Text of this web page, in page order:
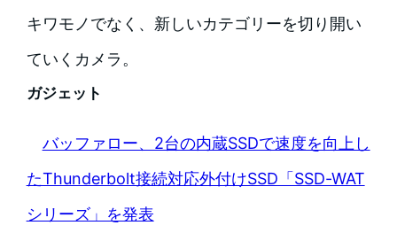
キワモノでなく、新しいカテゴリーを切り開い
ていくカメラ。
ガジェット
バッファロー、2台の内蔵SSDで速度を向上し
たThunderbolt接続対応外付けSSD「SSD-WAT
シリーズ」を発表